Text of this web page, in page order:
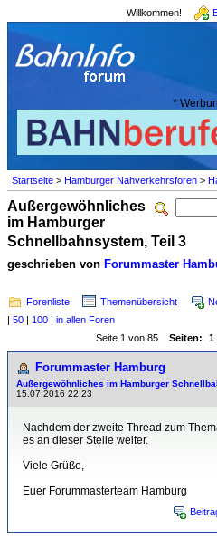
Willkommen!
*
Startseite > Hamburger Nahverkehrsforen >
Außergewöhnliches
im Hamburger
Schnellbahnsystem, Teil 3
geschrieben von Forummaster
Forenliste Themenübersicht
| 50 | 100 | in allen Foren
Seite 1 von 85 Seiten: 1
Forummaster Hamburg
Außergewöhnliches im Hamburger
15.07.2016 22:23
Nachdem der zweite Thread zum
es an dieser Stelle weiter.
Viele Grüße,
Euer Forummasterteam Hamburg